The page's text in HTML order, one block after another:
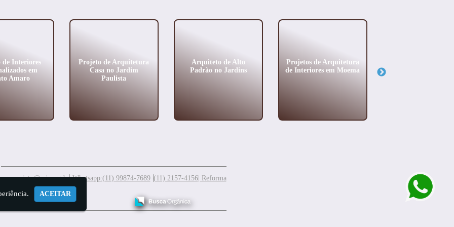
de Interiores
em
Amaro
Projeto de Arquitetura
Casa no Jardim
Paulista
Arquiteto de Alto
Padrão no Jardins
Projetos de Arquitetura
de Interiores em Moema
meuprojeto@mis.arq.br Whatsapp:(11) 99874-7689 (11) 2157-4156| Reforma
ACEITAR